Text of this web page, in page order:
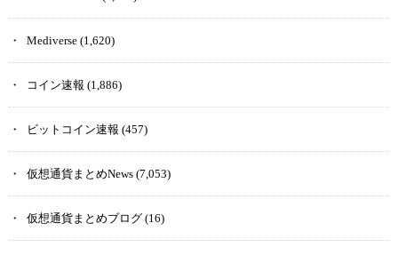
Mediverse (1,620)
コイン速報 (1,886)
ビットコイン速報 (457)
仮想通貨まとめNews (7,053)
仮想通貨まとめブログ (16)